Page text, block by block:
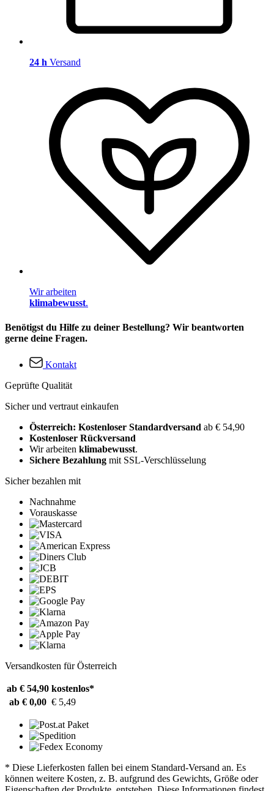
24 h Versand
Wir arbeiten
klimabewusst.
Benötigst du Hilfe zu deiner Bestellung? Wir beantworten
gerne deine Fragen.
Kontakt
Geprüfte Qualität
Sicher und vertraut einkaufen
Österreich: Kostenloser Standardversand ab € 54,90
Kostenloser Rückversand
Wir arbeiten klimabewusst.
Sichere Bezahlung mit SSL-Verschlüsselung
Sicher bezahlen mit
Nachnahme
Vorauskasse
Versandkosten für Österreich
ab € 54,90 kostenlos*
ab € 0,00 € 5,49
* Diese Lieferkosten fallen bei einem Standard-Versand an. Es
können weitere Kosten, z. B. aufgrund des Gewichts, Größe oder